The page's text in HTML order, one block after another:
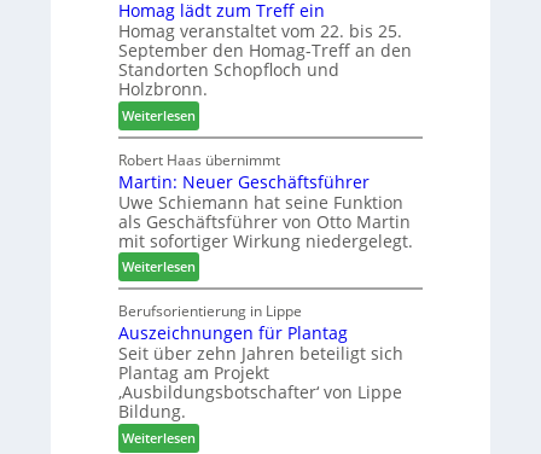
n
a
u
s
ü
r
W
e
m
h
ö
n
e
r
h
e
n
s
t
a
u
r
a
u
m
-
S
o
r
t
i
m
e
n
t
Homag lädt zum Treff ein
Homag veranstaltet vom 22. bis 25.
September den Homag-Treff an den
Standorten Schopfloch und
Holzbronn.
Weiterlesen:
H
o
m
a
g
l
ä
d
t
z
u
m
T
e
Robert Haas übernimmt
Martin: Neuer Geschäftsführer
Uwe Schiemann hat seine Funktion
als Geschäftsführer von Otto Martin
mit sofortiger Wirkung niedergelegt.
Weiterlesen:
M
a
r
t
i
n
N
Berufsorientierung in Lippe
Auszeichnungen für Plantag
Seit über zehn Jahren beteiligt sich
Plantag am Projekt
‚Ausbildungsbotschafter‘ von Lippe
Bildung.
Weiterlesen: